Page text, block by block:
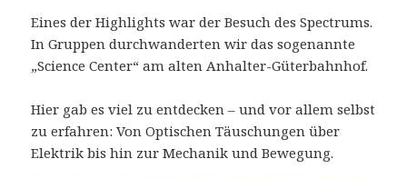
Eines der Highlights war der Besuch des Spectrums.
In Gruppen durchwanderten wir das sogenannte
„Science Center“ am alten Anhalter-Güterbahnhof.
Hier gab es viel zu entdecken – und vor allem selbst
zu erfahren: Von Optischen Täuschungen über
Elektrik bis hin zur Mechanik und Bewegung.